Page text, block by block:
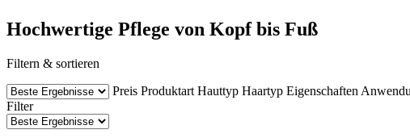
Hochwertige Pflege von Kopf bis Fuß
Filtern & sortieren
Preis Produktart Hauttyp Haartyp Eigenschaften
Filter